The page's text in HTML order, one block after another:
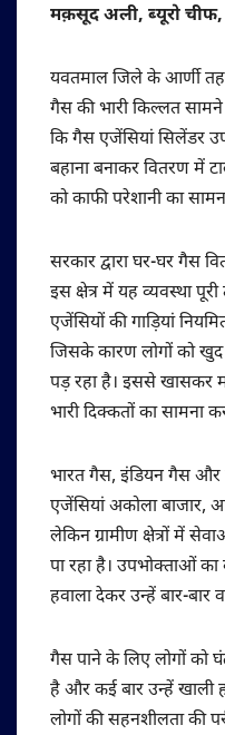
मक़सूद अली, ब्यूरो चीफ,
यवतमाल जिले के आर्णी
गैस की भारी किल्लत
कि गैस एजेंसियां सिलेंडर
बहाना बनाकर वितरण में
को काफी परेशानी का
सरकार द्वारा घर-घर गैस
इस क्षेत्र में यह व्यवस्था
एजेंसियों की गाड़ियां
जिसके कारण लोगों को
पड़ रहा है। इससे खासकर
भारी दिक्कतों का सामना
भारत गैस, इंडियन गैस और
एजेंसियां अकोला बाजार,
लेकिन ग्रामीण क्षेत्रों में
पा रहा है। उपभोक्ताओं
हवाला देकर उन्हें बार-बार
गैस पाने के लिए लोगों को
है और कई बार उन्हें खाली
लोगों की सहनशीलता की